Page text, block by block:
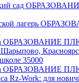
сад
лагерь
ОБРАЗОВАНИЕ
35000
ОБРАЗОВАНИЕ
Rz-Work: для